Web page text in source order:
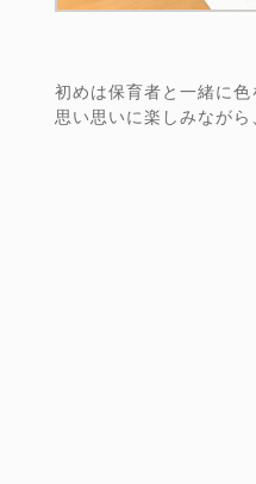
初めは保育者と一緒に
思い思いに楽しみなが